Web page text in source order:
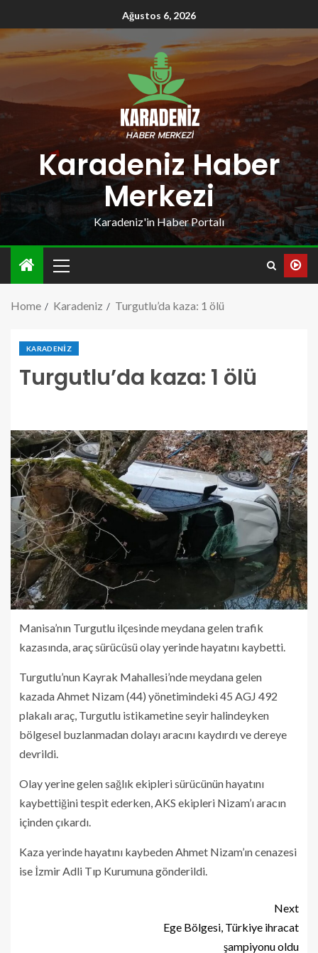
Ağustos 6, 2026
Karadeniz Haber
Merkezi
Karadeniz'in Haber Portalı
Home Karadeniz Turgutlu’da kaza: 1 ölü
KARADENIZ
Turgutlu’da kaza: 1 ölü
Manisa’nın Turgutlu ilçesinde meydana gelen trafik
kazasında, araç sürücüsü olay yerinde hayatını kaybetti.
Turgutlu’nun Kayrak Mahallesi’nde meydana gelen
kazada Ahmet Nizam (44) yönetimindeki 45 AGJ 492
plakalı araç, Turgutlu istikametine seyir halindeyken
bölgesel buzlanmadan dolayı aracını kaydırdı ve dereye
devrildi.
Olay yerine gelen sağlık ekipleri sürücünün hayatını
kaybettiğini tespit ederken, AKS ekipleri Nizam’ı aracın
içinden çıkardı.
Kaza yerinde hayatını kaybeden Ahmet Nizam’ın cenazesi
ise İzmir Adli Tıp Kurumuna gönderildi.
Next
Ege Bölgesi, Türkiye ihracat
şampiyonu oldu